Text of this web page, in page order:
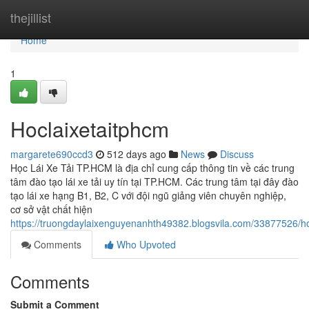
thejillist
Home
Home
1
Hoclaixetaitphcm
margarete690ccd3 512 days ago News
Discuss
Học Lái Xe Tải TP.HCM là địa chỉ cung cấp thông tin về các trung
tâm đào tạo lái xe tải uy tín tại TP.HCM. Các trung tâm tại đây đào
tạo lái xe hạng B1, B2, C với đội ngũ giảng viên chuyên nghiệp,
cơ sở vật chất hiện
https://truongdaylaixenguyenanhth49382.blogsvila.com/33877526/
Comments
Who Upvoted
Comments
Submit a Comment